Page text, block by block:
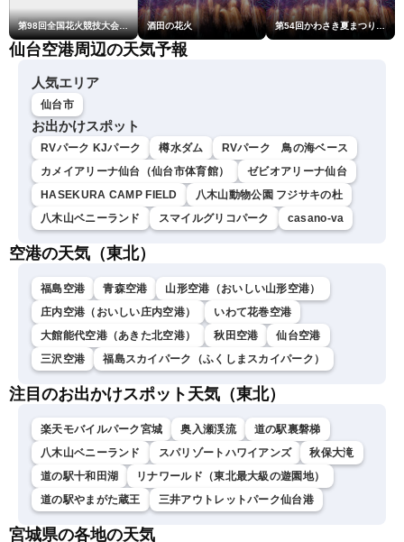
第98回全国花火競技大会「大曲の花火」 酒田の花火 第54回かわさき夏まつり花火大会「おらが自慢のでっかい花火」
仙台空港周辺の天気予報
人気エリア
仙台市
お出かけスポット
RVパーク KJパーク 樽水ダム
RVパーク 鳥の海ベース
カメイアリーナ仙台（仙台市体育館）
ゼビオアリーナ仙台
HASEKURA CAMP FIELD
八木山動物公園 フジサキの杜
八木山ベニーランド
スマイルグリコパーク casano-va
空港の天気（東北）
福島空港 青森空港
山形空港（おいしい山形空港）
庄内空港（おいしい庄内空港）
いわて花巻空港
大館能代空港（あきた北空港）
秋田空港
仙台空港
三沢空港
福島スカイパーク（ふくしまスカイパーク）
注目のお出かけスポット天気（東北）
楽天モバイルパーク宮城 奥入瀬渓流
道の駅裏磐梯
八木山ベニーランド
スパリゾートハワイアンズ
秋保大滝
道の駅十和田湖
リナワールド（東北最大級の遊園地）
道の駅やまがた蔵王
三井アウトレットパーク仙台港
宮城県の各地の天気